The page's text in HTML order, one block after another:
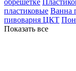
обрешетке
пластиковые Ванна
пивоварня ЦКТ
Показать все